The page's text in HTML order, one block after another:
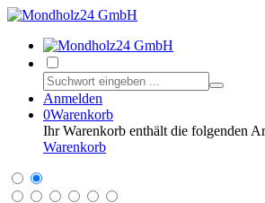
Anmelden
0Warenkorb
Ihr Warenkorb enthält die folgenden
Warenkorb